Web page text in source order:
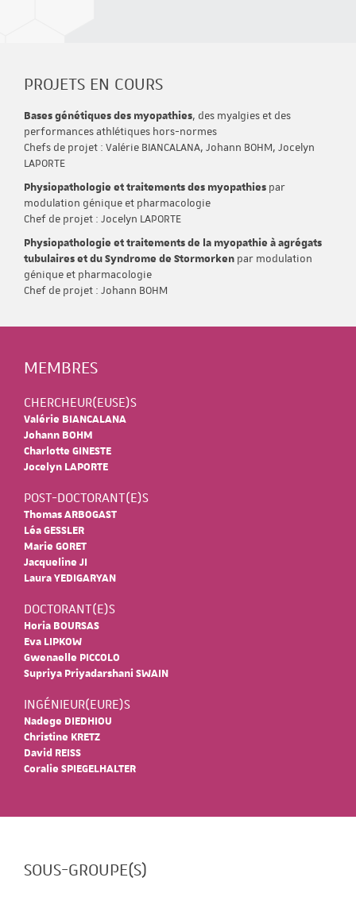
PROJETS EN COURS
Bases génétiques des myopathies, des myalgies et des
performances athlétiques hors-normes
Chefs de projet : Valérie BIANCALANA, Johann BOHM, Jocelyn
LAPORTE
Physiopathologie et traitements des myopathies par
modulation génique et pharmacologie
Chef de projet : Jocelyn LAPORTE
Physiopathologie et traitements de la myopathie à agrégats
tubulaires et du Syndrome de Stormorken par modulation
génique et pharmacologie
Chef de projet : Johann BOHM
MEMBRES
CHERCHEUR(EUSE)S
Valérie BIANCALANA
Johann BOHM
Charlotte GINESTE
Jocelyn LAPORTE
POST-DOCTORANT(E)S
Thomas ARBOGAST
Léa GESSLER
Marie GORET
Jacqueline JI
Laura YEDIGARYAN
DOCTORANT(E)S
Horia BOURSAS
Eva LIPKOW
Gwenaelle PICCOLO
Supriya Priyadarshani SWAIN
INGÉNIEUR(EURE)S
Nadege DIEDHIOU
Christine KRETZ
David REISS
Coralie SPIEGELHALTER
SOUS-GROUPE(S)